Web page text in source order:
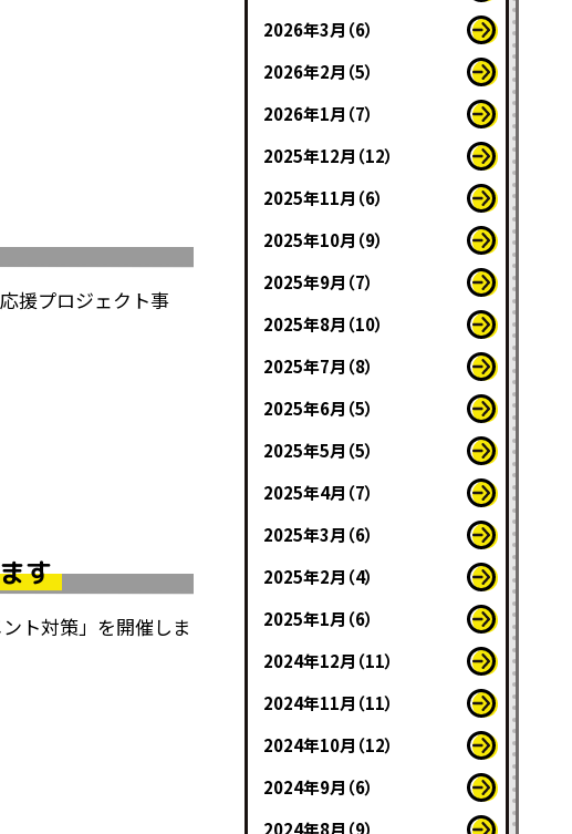
援プロジェクト事
す
ト対策」を開催しま
2026年3月（6）
2026年2月（5）
2026年1月（7）
2025年12月（12）
2025年11月（6）
2025年10月（9）
2025年9月（7）
2025年8月（10）
2025年7月（8）
2025年6月（5）
2025年5月（5）
2025年4月（7）
2025年3月（6）
2025年2月（4）
2025年1月（6）
2024年12月（11）
2024年11月（11）
2024年10月（12）
2024年9月（6）
2024年8月（9）